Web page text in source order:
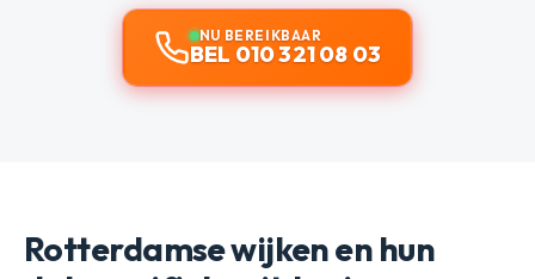
NU BEREIKBAAR
BEL 010 321 08 03
Rotterdamse wijken en hun